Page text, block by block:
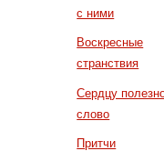
с ними
Воскресные
странствия
Сердцу
слово
Притчи